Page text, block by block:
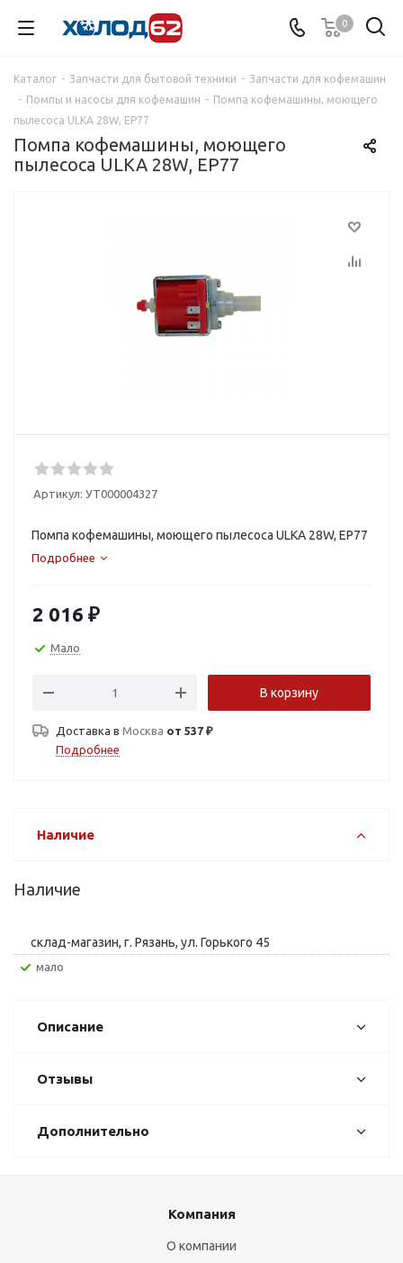
0
Каталог - Запчасти для бытовой техники - Запчасти для кофемашин
- Помпы и насосы для кофемашин - Помпа кофемашины, моющего
пылесоса ULKA 28W, EP77
Помпа кофемашины, моющего
пылесоса ULKA 28W, EP77
Артикул: УТ000004327
Помпа кофемашины, моющего пылесоса ULKA 28W, EP77
Подробнее
2 016 ₽
Мало
В корзину
Доставка в Москва от 537 ₽
Подробнее
Наличие
Наличие
склад-магазин, г. Рязань, ул. Горького 45
Мало
Описание
Отзывы
Дополнительно
Компания
О компании